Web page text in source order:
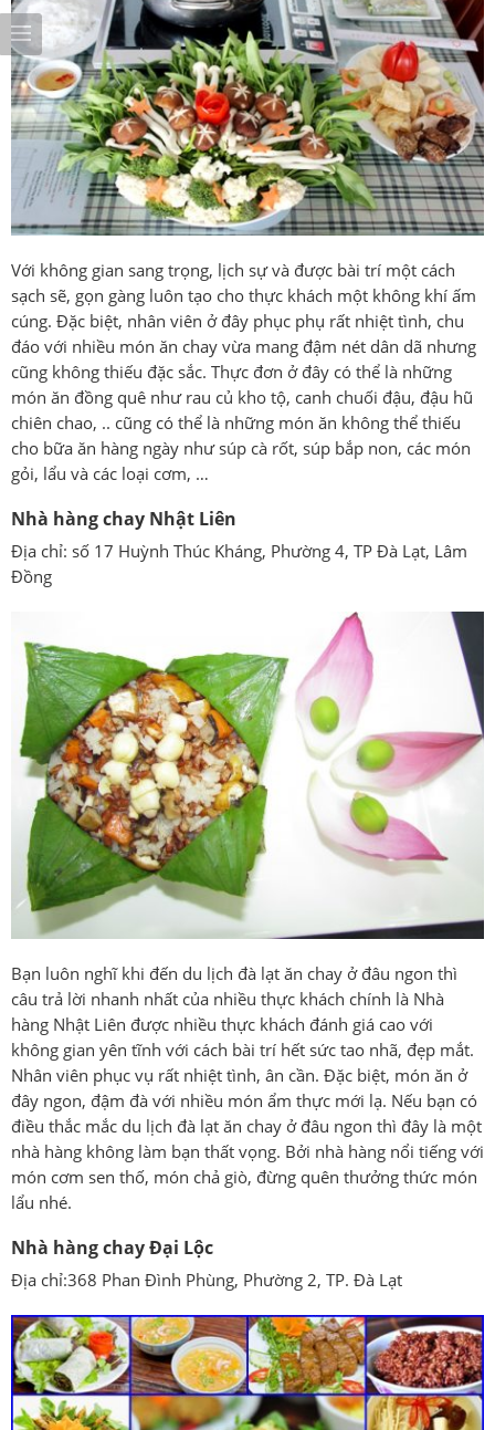
Với không gian sang trọng, lịch sự và được bài trí một cách
sạch sẽ, gọn gàng luôn tạo cho thực khách một không khí ấm
cúng. Đặc biệt, nhân viên ở đây phục phụ rất nhiệt tình, chu
đáo với nhiều món ăn chay vừa mang đậm nét dân dã nhưng
cũng không thiếu đặc sắc. Thực đơn ở đây có thể là những
món ăn đồng quê như rau củ kho tộ, canh chuối đậu, đậu hũ
chiên chao, .. cũng có thể là những món ăn không thể thiếu
cho bữa ăn hàng ngày như súp cà rốt, súp bắp non, các món
gỏi, lẩu và các loại cơm, …
Nhà hàng chay Nhật Liên
Địa chỉ: số 17 Huỳnh Thúc Kháng, Phường 4, TP Đà Lạt, Lâm
Đồng
Bạn luôn nghĩ khi đến du lịch đà lạt ăn chay ở đâu ngon thì
câu trả lời nhanh nhất của nhiều thực khách chính là Nhà
hàng Nhật Liên được nhiều thực khách đánh giá cao với
không gian yên tĩnh với cách bài trí hết sức tao nhã, đẹp mắt.
Nhân viên phục vụ rất nhiệt tình, ân cần. Đặc biệt, món ăn ở
đây ngon, đậm đà với nhiều món ẩm thực mới lạ. Nếu bạn có
điều thắc mắc du lịch đà lạt ăn chay ở đâu ngon thì đây là một
nhà hàng không làm bạn thất vọng. Bởi nhà hàng nổi tiếng với
món cơm sen thố, món chả giò, đừng quên thưởng thức món
lẩu nhé.
Nhà hàng chay Đại Lộc
Địa chỉ:368 Phan Đình Phùng, Phường 2, TP. Đà Lạt